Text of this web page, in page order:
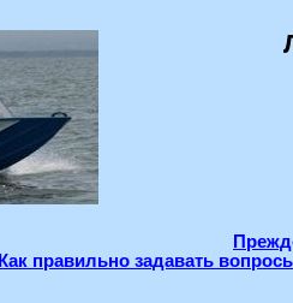
Как правильно задавать